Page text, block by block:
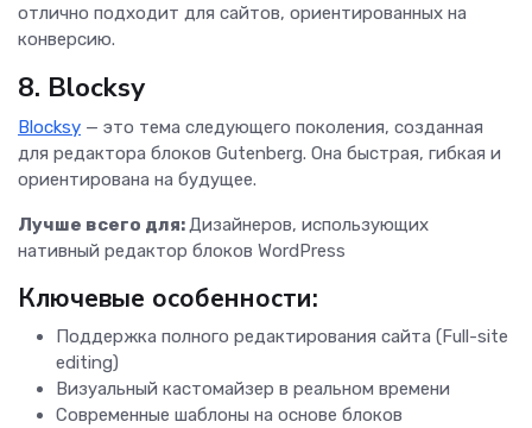
отлично подходит для сайтов, ориентированных на
конверсию.
8. Blocksy
Blocksy — это тема следующего поколения, созданная
для редактора блоков Gutenberg. Она быстрая, гибкая и
ориентирована на будущее.
Лучше всего для:Дизайнеров, использующих
нативный редактор блоков WordPress
Ключевые особенности:
Поддержка полного редактирования сайта (Full-site
editing)
Визуальный кастомайзер в реальном времени
Современные шаблоны на основе блоков